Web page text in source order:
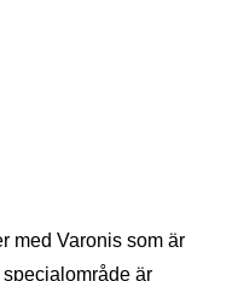
med Varonis som är
är